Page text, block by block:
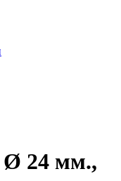
Ø 24 мм.,